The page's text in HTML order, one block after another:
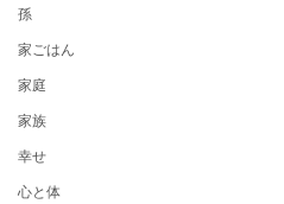
孫
家ごはん
家庭
家族
幸せ
心と体